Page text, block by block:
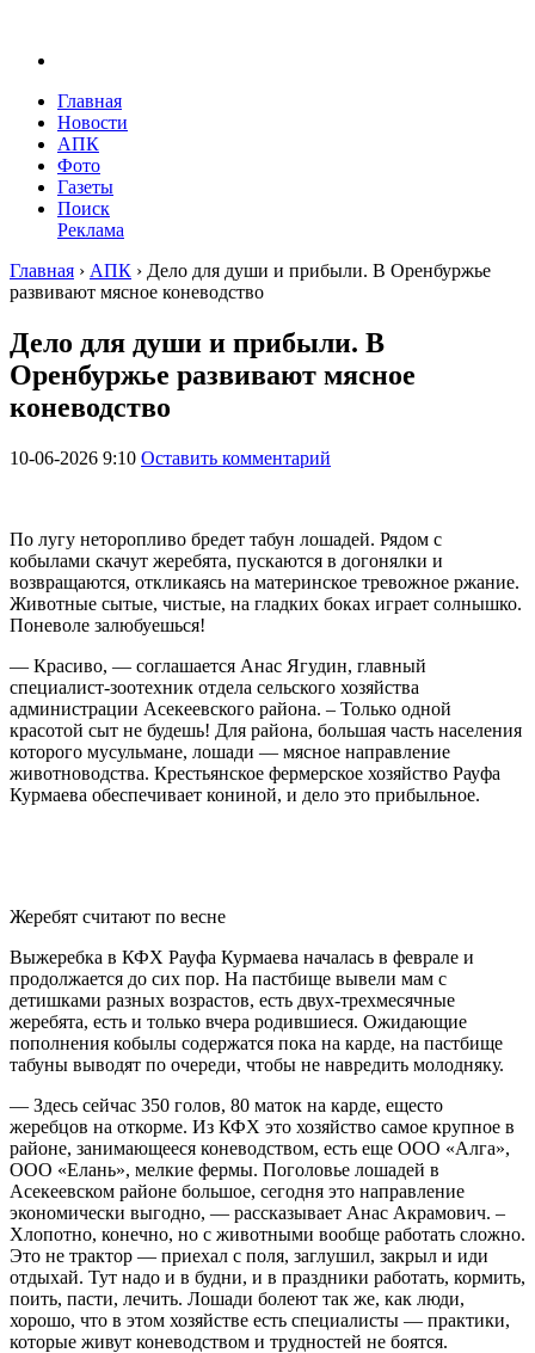
Главная
Новости
АПК
Фото
Газеты
Поиск
Реклама
Главная › АПК › Дело для души и прибыли. В Оренбуржье
развивают мясное коневодство
Дело для души и прибыли. В
Оренбуржье развивают мясное
коневодство
10-06-2026 9:10 Оставить комментарий
По лугу неторопливо бредет табун лошадей. Рядом с
кобылами скачут жеребята, пускаются в догонялки и
возвращаются, откликаясь на материнское тревожное ржание.
Животные сытые, чистые, на гладких боках играет солнышко.
Поневоле залюбуешься!
— Красиво, — соглашается Анас Ягудин, главный
специалист-зоотехник отдела сельского хозяйства
администрации Асекеевского района. – Только одной
красотой сыт не будешь! Для района, большая часть населения
которого мусульмане, лошади — мясное направление
животноводства. Крестьянское фермерское хозяйство Рауфа
Курмаева обеспечивает кониной, и дело это прибыльное.
Жеребят считают по весне
Выжеребка в КФХ Рауфа Курмаева началась в феврале и
продолжается до сих пор. На пастбище вывели мам с
детишками разных возрастов, есть двух-трехмесячные
жеребята, есть и только вчера родившиеся. Ожидающие
пополнения кобылы содержатся пока на карде, на пастбище
табуны выводят по очереди, чтобы не навредить молодняку.
— Здесь сейчас 350 голов, 80 маток на карде, ещесто
жеребцов на откорме. Из КФХ это хозяйство самое крупное в
районе, занимающееся коневодством, есть еще ООО «Алга»,
ООО «Елань», мелкие фермы. Поголовье лошадей в
Асекеевском районе большое, сегодня это направление
экономически выгодно, — рассказывает Анас Акрамович. –
Хлопотно, конечно, но с животными вообще работать сложно.
Это не трактор — приехал с поля, заглушил, закрыл и иди
отдыхай. Тут надо и в будни, и в праздники работать, кормить,
поить, пасти, лечить. Лошади болеют так же, как люди,
хорошо, что в этом хозяйстве есть специалисты — практики,
которые живут коневодством и трудностей не боятся.